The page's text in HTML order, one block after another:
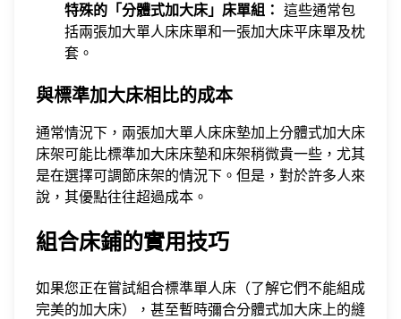
特殊的「分體式加大床」床單組： 這些通常包
括兩張加大單人床床單和一張加大床平床單及枕
套。
與標準加大床相比的成本
通常情況下，兩張加大單人床床墊加上分體式加大床
床架可能比標準加大床床墊和床架稍微貴一些，尤其
是在選擇可調節床架的情況下。但是，對於許多人來
說，其優點往往超過成本。
組合床鋪的實用技巧
如果您正在嘗試組合標準單人床（了解它們不能組成
完美的加大床），甚至暫時彌合分體式加大床上的縫